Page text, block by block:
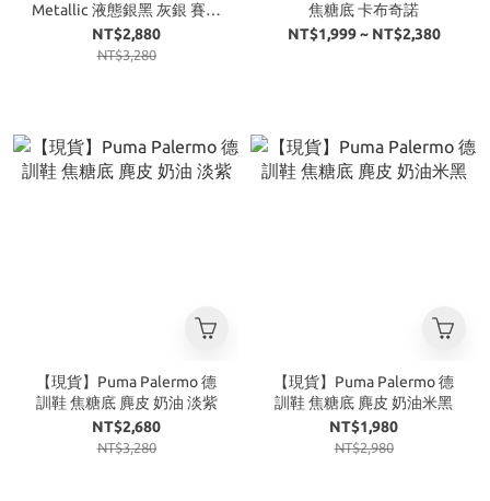
Metallic 液態銀黑 灰銀 賽車
鞋
NT$2,880
NT$3,280
焦糖底 卡布奇諾
NT$1,999 ~ NT$2,380
【現貨】Puma Palermo 德
訓鞋 焦糖底 麂皮 奶油 淡紫
NT$2,680
NT$3,280
【現貨】Puma Palermo 德
訓鞋 焦糖底 麂皮 奶油米黑
NT$1,980
NT$2,980